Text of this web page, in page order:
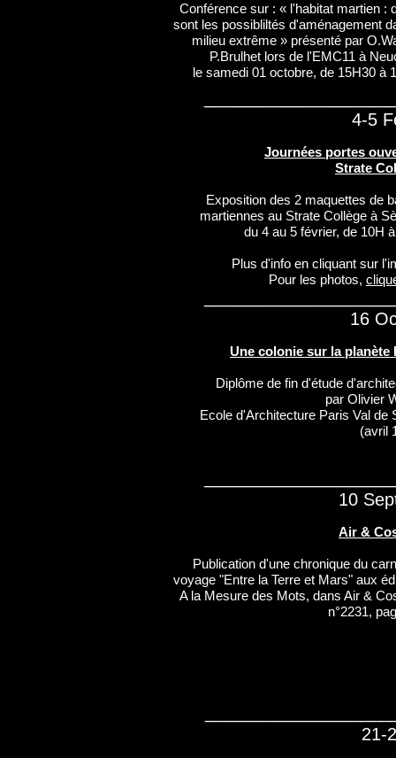
Conférence sur : « l'habitat martien :
sont les possibliltés d'aménagement
milieu extrême » présenté par
P.Brulhet lors de l'EMC11 à
le samedi 01 octobre, de 15H30 à
4-5
Journées portes
Strate
Exposition des 2 maquettes de
martiennes au Strate Collège à
du 4 au 5 février, de 10H
Plus d'info en cliquant sur
Pour les photos,
16
Une colonie sur la planète
Diplôme de fin d'étude
par Olivier
Ecole d'Architecture Paris Val de
(avril
10
Air &
Publication d'une chronique du
voyage "Entre la Terre et Mars" aux
A la Mesure des Mots, dans Air &
n°2231,
21-